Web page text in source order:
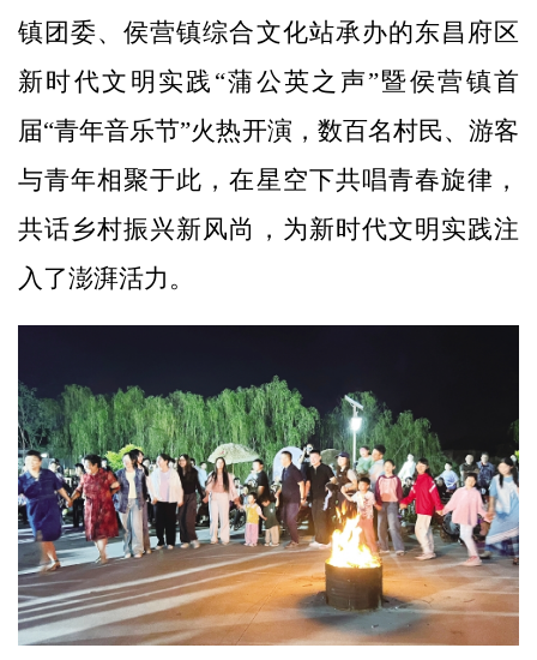
镇团委、侯营镇综合文化站承办的东昌府区
新时代文明实践“蒲公英之声”暨侯营镇首
届“青年音乐节”火热开演，数百名村民、游客
与青年相聚于此，在星空下共唱青春旋律，
共话乡村振兴新风尚，为新时代文明实践注
入了澎湃活力。